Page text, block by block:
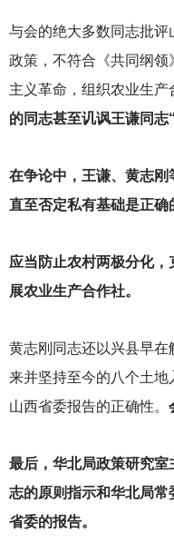
与会的绝大多数同志批评
政策，不符合《共同纲
主义革命，组织农业生产
的同志甚至讥讽王谦同志
在争论中，王谦、黄志
直至否定私有基础是正确
应当防止农村两极分化
展农业生产合作社。
黄志刚同志还以兴县早
来并坚持至今的八个土地
山西省委报告的正确性。
最后，华北局政策研究室
志的原则指示和华北局
省委的报告。